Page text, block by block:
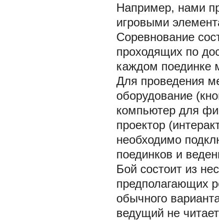
Например, нами
игровыми
Соревнование
проходящих по
каждом поединке
Для проведения
оборудование
компьютер для
проектор
необходимо
поединков и
Бой состоит из
предполагающих
обычного
ведущий не